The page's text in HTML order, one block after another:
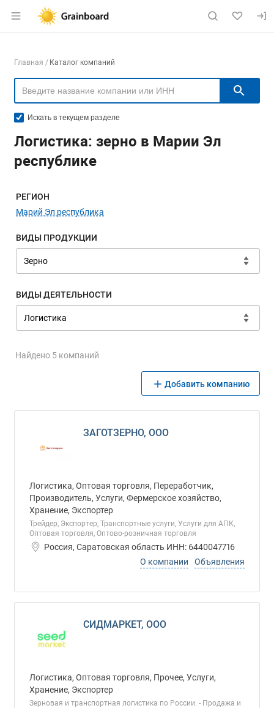
Раздел навигации по сайту
Навигация по компаниям
Главная Каталог компаний
Искать в текущем разделе
Логистика: зерно в Марии Эл
республике
Меню навигации
РЕГИОН
Марий Эл республика
ВИДЫ ПРОДУКЦИИ
ВИДЫ ДЕЯТЕЛЬНОСТИ
Найдено 5 компаний
Добавить компанию
ЗАГОТЗЕРНО, ООО
Логистика, Оптовая торговля, Переработчик,
Производитель, Услуги, Фермерское хозяйство,
Хранение, Экспортер
Трейдер, Экспортер, Транспортные услуги, Услуги для АПК,
Оптовая торговля, Оптово-розничная торговля
Россия, Саратовская область ИНН: 6440047716
О компании
Объявления
СИДМАРКЕТ, ООО
Логистика, Оптовая торговля, Прочее, Услуги,
Хранение, Экспортер
Зерновая и транспортная логистика по России. - Продажа и